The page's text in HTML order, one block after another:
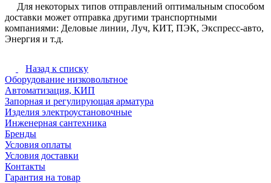
Для некоторых типов отправлений оптимальным способом
доставки может отправка другими транспортными
компаниями: Деловые линии, Луч, КИТ, ПЭК, Экспресс-авто,
Энергия и т.д.
Назад к списку
Оборудование низковольтное
Автоматизация, КИП
Запорная и регулирующая арматура
Изделия электроустановочные
Инженерная сантехника
Бренды
Условия оплаты
Условия доставки
Контакты
Гарантия на товар